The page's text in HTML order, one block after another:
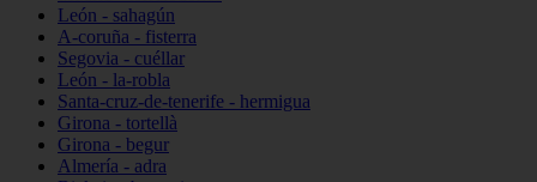
León - sahagún
A-coruña - fisterra
Segovia - cuéllar
León - la-robla
Santa-cruz-de-tenerife - hermigua
Girona - tortellà
Girona - begur
Almería - adra